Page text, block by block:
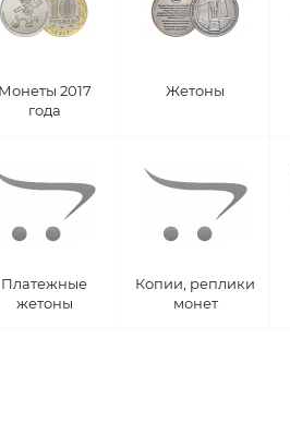
Монеты 2017
года
Жетоны
Платежные
жетоны
Копии, реплики
монет